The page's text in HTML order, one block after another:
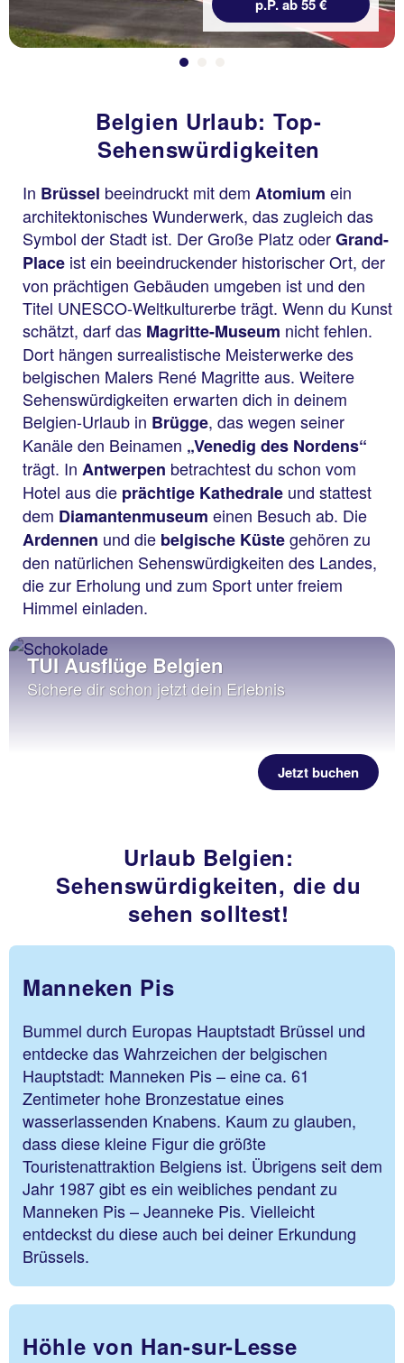
p.P. ab 55 €
Belgien Urlaub: Top-
Sehenswürdigkeiten
In Brüssel beeindruckt mit dem Atomium ein
architektonisches Wunderwerk, das zugleich das
Symbol der Stadt ist. Der Große Platz oderGrand-
Place ist ein beeindruckender historischer Ort, der
von prächtigen Gebäuden umgeben ist und den
Titel UNESCO-Weltkulturerbe trägt. Wenn du Kunst
schätzt, darf das Magritte-Museum nicht fehlen.
Dort hängen surrealistische Meisterwerke des
belgischen Malers René Magritte aus. Weitere
Sehenswürdigkeiten erwarten dich in deinem
Belgien-Urlaub in Brügge, das wegen seiner
Kanäle den Beinamen „Venedig des Nordens“
trägt. In Antwerpen betrachtest du schon vom
Hotel aus die prächtige Kathedrale und stattest
dem Diamantenmuseum einen Besuch ab. Die
Ardennen und die belgische Küstegehören zu
den natürlichen Sehenswürdigkeiten des Landes,
die zur Erholung und zum Sport unter freiem
Himmel einladen.
TUI Ausflüge Belgien
Sichere dir schon jetzt dein Erlebnis
Jetzt buchen
Urlaub Belgien:
Sehenswürdigkeiten, die du
sehen solltest!
Manneken Pis
Bummel durch Europas Hauptstadt Brüssel und
entdecke das Wahrzeichen der belgischen
Hauptstadt: Manneken Pis – eine ca. 61
Zentimeter hohe Bronzestatue eines
wasserlassenden Knabens. Kaum zu glauben,
dass diese kleine Figur die größte
Touristenattraktion Belgiens ist. Übrigens seit dem
Jahr 1987 gibt es ein weibliches pendant zu
Manneken Pis – Jeanneke Pis. Vielleicht
entdeckst du diese auch bei deiner Erkundung
Brüssels.
Höhle von Han-sur-Lesse